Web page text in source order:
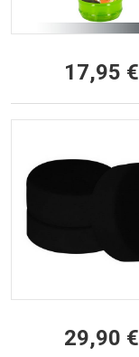
17,95 €
29,90 €